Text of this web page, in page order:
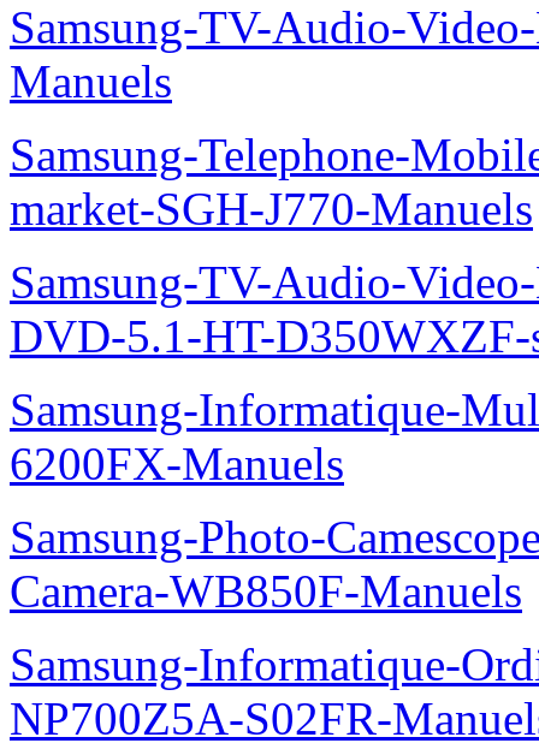
Samsung-TV-Audio-
Manuels
Samsung-Telephone-
market-SGH-J770-Manuels
Samsung-TV-Audio-
DVD-5.1-HT-D350WXZF-
Samsung-Informatique-
6200FX-Manuels
Samsung-Photo-
Camera-WB850F-Manuels
Samsung-Informatique-
NP700Z5A-S02FR-